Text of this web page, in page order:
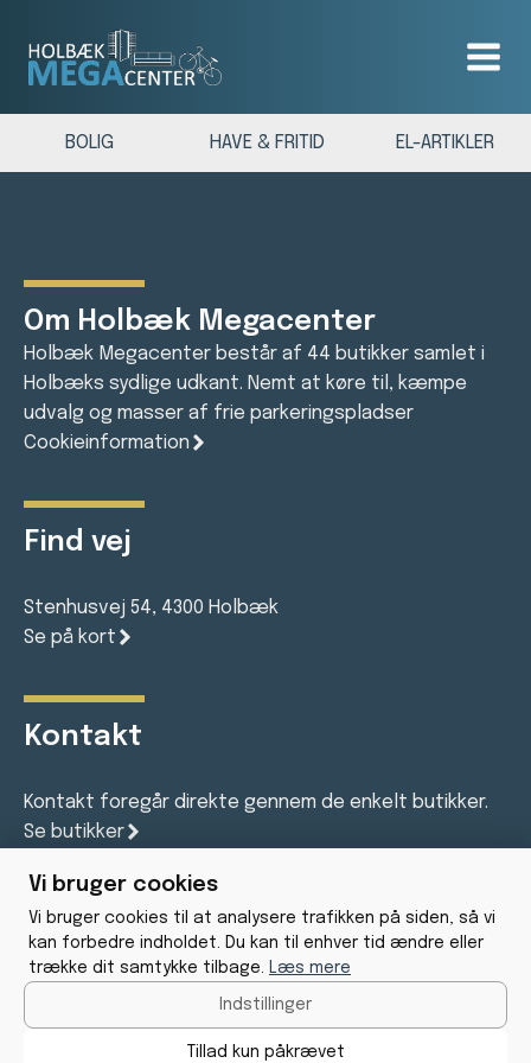
BOLIG HAVE & FRITID EL-ARTIKLER
Om Holbæk Megacenter
Holbæk Megacenter består af 44 butikker samlet i
Holbæks sydlige udkant. Nemt at køre til, kæmpe
udvalg og masser af frie parkeringspladser
Cookieinformation
Find vej
Stenhusvej 54, 4300 Holbæk
Se på kort
Kontakt
Kontakt foregår direkte gennem de enkelt butikker.
Se butikker
Gratis Parkering
44 butikker
Facebook
Vi bruger cookies
Vi bruger cookies til at analysere trafikken på siden, så vi
kan forbedre indholdet. Du kan til enhver tid ændre eller
trække dit samtykke tilbage. Læs mere
Indstillinger
Tillad kun påkrævet